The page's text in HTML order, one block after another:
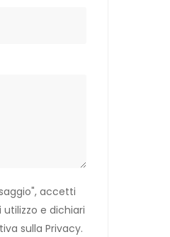
accetti
e dichiari
sulla Privacy.